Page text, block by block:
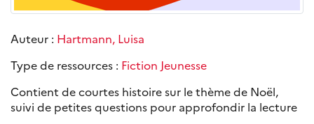
Auteur : Hartmann, Luisa
Type de ressources : Fiction Jeunesse
Contient de courtes histoire sur le thème de Noël,
suivi de petites questions pour approfondir la lecture